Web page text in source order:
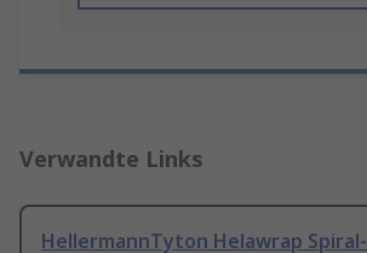
Verwandte Links
HellermannTyton Helawrap Spiral-